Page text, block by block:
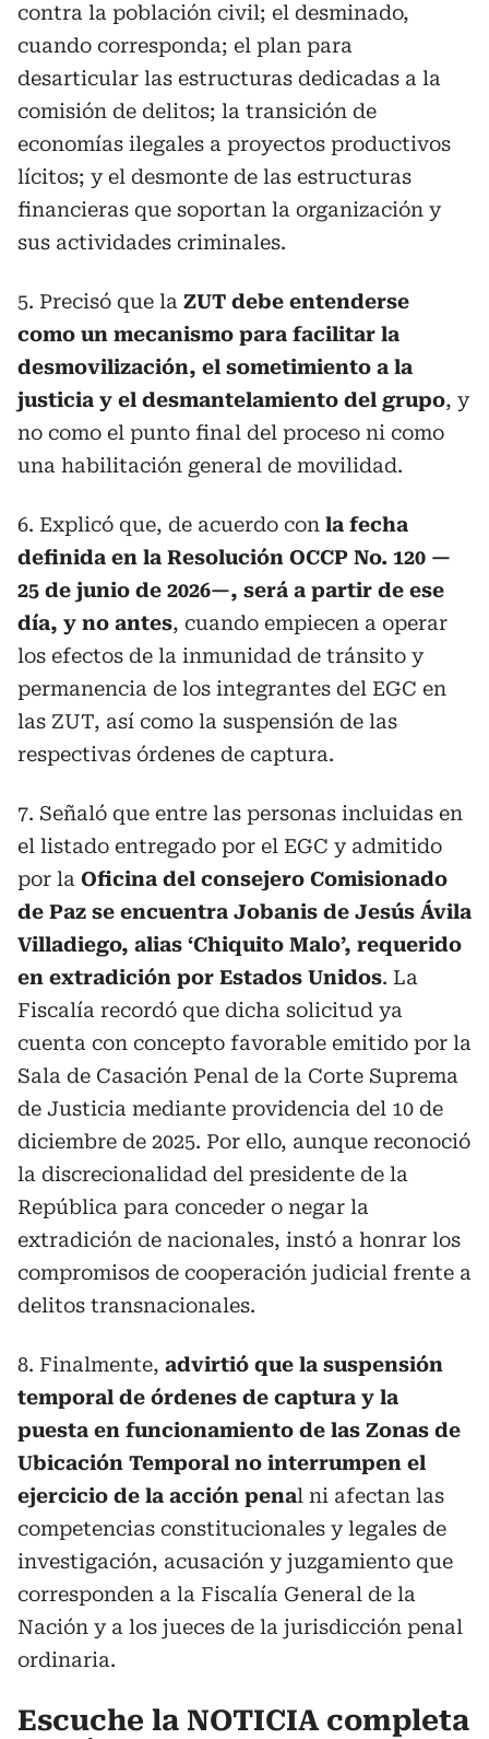
contra la población civil; el desminado,
cuando corresponda; el plan para
desarticular las estructuras dedicadas a la
comisión de delitos; la transición de
economías ilegales a proyectos productivos
lícitos; y el desmonte de las estructuras
financieras que soportan la organización y
sus actividades criminales.
5. Precisó que la ZUT debe entenderse
como un mecanismo para facilitar la
desmovilización, el sometimiento a la
justicia y el desmantelamiento del grupo, y
no como el punto final del proceso ni como
una habilitación general de movilidad.
6. Explicó que, de acuerdo con la fecha
definida en la Resolución OCCP No. 120 —
25 de junio de 2026—, será a partir de ese
día, y no antes, cuando empiecen a operar
los efectos de la inmunidad de tránsito y
permanencia de los integrantes del EGC en
las ZUT, así como la suspensión de las
respectivas órdenes de captura.
7. Señaló que entre las personas incluidas en
el listado entregado por el EGC y admitido
por la Oficina del consejero Comisionado
de Paz se encuentra Jobanis de Jesús Ávila
Villadiego, alias ‘Chiquito Malo’, requerido
en extradición por Estados Unidos. La
Fiscalía recordó que dicha solicitud ya
cuenta con concepto favorable emitido por la
Sala de Casación Penal de la Corte Suprema
de Justicia mediante providencia del 10 de
diciembre de 2025. Por ello, aunque reconoció
la discrecionalidad del presidente de la
República para conceder o negar la
extradición de nacionales, instó a honrar los
compromisos de cooperación judicial frente a
delitos transnacionales.
8. Finalmente, advirtió que la suspensión
temporal de órdenes de captura y la
puesta en funcionamiento de las Zonas de
Ubicación Temporal no interrumpen el
ejercicio de la acción penal ni afectan las
competencias constitucionales y legales de
investigación, acusación y juzgamiento que
corresponden a la Fiscalía General de la
Nación y a los jueces de la jurisdicción penal
ordinaria.
Escuche la NOTICIA completa